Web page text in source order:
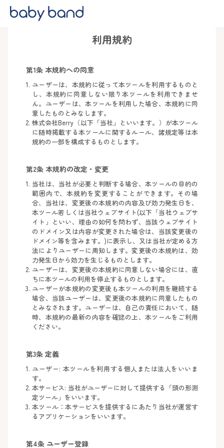
利用規約
第1条 本規約への同意
ユーザーは、本規約に従って本ツールを利用するものと
し、本規約に同意しない限り本ツールを利用できませ
ん。ユーザーは、本ツールを利用した場合、本規約に同
意したものとみなします。
株式会社Berry（以下「当社」といいます。）が本ツール
に随時掲載する本ツールに関するルール、諸規定等は本
規約の一部を構成するものとします。
第2条 本規約の改定・変更
当社は、当社が必要と判断する場合、本ツールの目的の
範囲内で、本規約を変更することができます。その場
合、当社は、変更後の本規約の内容及び効力発生日を、
本ツール若しくは当社ウェブサイト(以下「当社ウェブサ
イト」といい、理由の如何を問わず、当該ウェブサイト
のドメイン又は内容が変更された場合は、当該変更後の
ドメイン等を含みます。)に表示し、又は当社が定める方
法によりユーザーに周知します。変更後の本規約は、効
力発生日から効力を生じるものとします。
ユーザーは、変更後の本規約に同意しない場合には、直
ちに本ツールの利用を停止するものとします。
ユーザーが本規約の変更後も本ツールの利用を継続する
場合、当該ユーザーは、変更後の本規約に同意したもの
とみなされます。ユーザーは、自己の責任において、随
時、本規約の最新の内容を確認の上、本ツールをご利用
ください。
第3条 定義
ユーザー: 本ツールを利用する個人または法人をいいま
す。
本サービス: 当社がユーザーに対して提供する「頭の形測
定ツール」をいいます。
本ツール：本サービスを提供するにあたり当社が運営す
るアプリケーションをいいます。
第4条 ユーザー登録